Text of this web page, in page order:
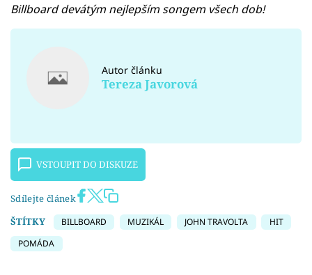
Billboard devátým nejlepším songem všech dob!
Autor článku
Tereza Javorová
VSTOUPIT DO DISKUZE
Sdílejte článek
ŠTÍTKY
BILLBOARD MUZIKÁL JOHN TRAVOLTA
HIT
POMÁDA